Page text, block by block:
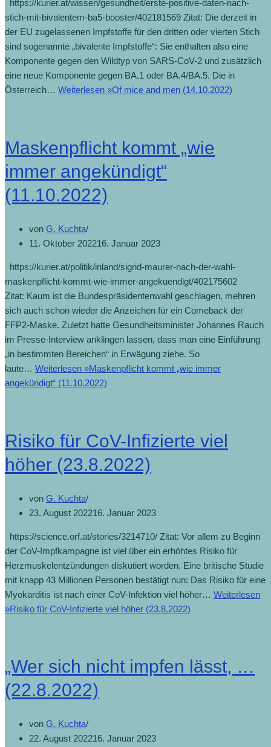
https://kurier.at/wissen/gesundheit/erste-positive-daten-nach-
stich-mit-bivalentem-ba5-booster/402181569 Zitat: Die derzeit in
der EU zugelassenen Impfstoffe für den dritten oder vierten Stich
sind sogenannte „bivalente Impfstoffe“: Sie enthalten also eine
Komponente gegen den Wildtyp von SARS-CoV-2 und zusätzlich
eine neue Komponente gegen BA.1 oder BA.4/BA.5. Die in
Österreich… Weiterlesen »Of mice and men (14.10.2022)
Maskenpflicht kommt „wie
immer angekündigt“
(11.10.2022)
von G. Kuchta
11. Oktober 202216. Januar 2023
https://kurier.at/politik/inland/sigrid-maurer-nach-der-wahl-
maskenpflicht-kommt-wie-immer-angekuendigt/402175602
Zitat: Kaum ist die Bundespräsidentenwahl geschlagen, mehren
sich auch schon wieder die Anzeichen für ein Comeback der
FFP2-Maske. Zuletzt hatte Gesundheitsminister Johannes Rauch
im Presse-Interview anklingen lassen, dass man eine Einführung
„in bestimmten Bereichen“ in Erwägung ziehe. So
laute… Weiterlesen »Maskenpflicht kommt „wie immer
angekündigt“ (11.10.2022)
Risiko für CoV-Infizierte viel
höher (23.8.2022)
von G. Kuchta
23. August 202216. Januar 2023
https://science.orf.at/stories/3214710/ Zitat: Vor allem zu Beginn
der CoV-Impfkampagne ist viel über ein erhöhtes Risiko für
Herzmuskelentzündungen diskutiert worden. Eine britische Studie
mit knapp 43 Millionen Personen bestätigt nun: Das Risiko für eine
Myokarditis ist nach einer CoV-Infektion viel höher… Weiterlesen
»Risiko für CoV-Infizierte viel höher (23.8.2022)
„Wer sich nicht impfen lässt, …
(22.8.2022)
von G. Kuchta
22. August 202216. Januar 2023